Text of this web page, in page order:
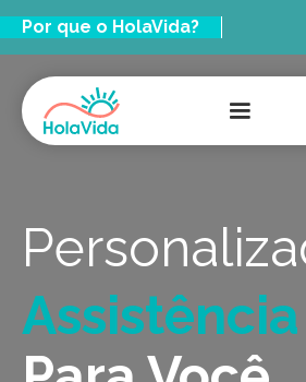
Por que o HolaVida?
Assistência